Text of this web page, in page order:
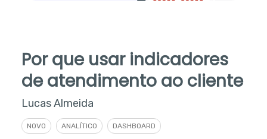
Por que usar indicadores
de atendimento ao cliente
Lucas Almeida
NOVO ANALÍTICO DASHBOARD